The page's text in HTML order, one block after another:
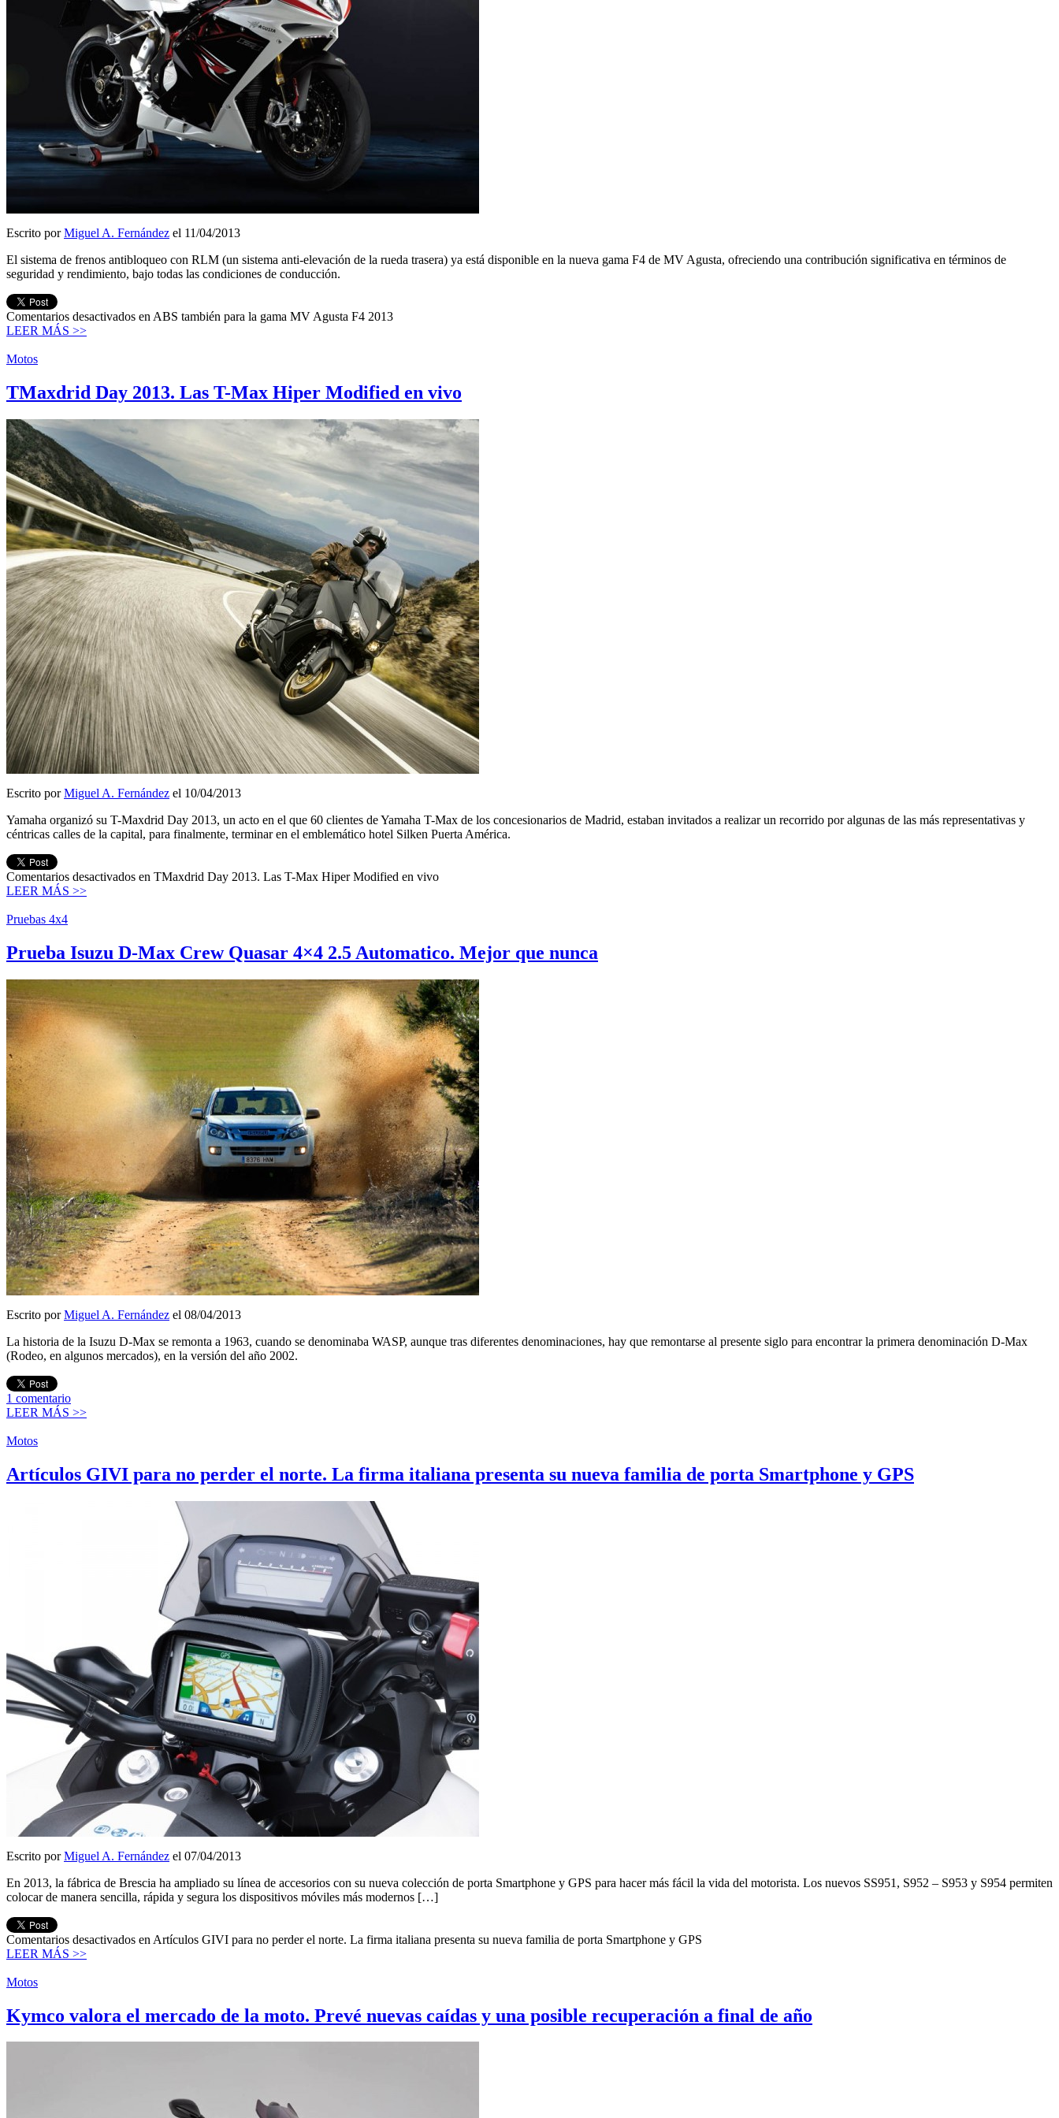
Escrito porMiguel A. Fernández el 11/04/2013
El sistema de frenos antibloqueo con RLM (un sistema anti-elevación de la rueda trasera) ya está disponible en la nueva gama F4 de MV Agusta, ofreciendo una contribución significativa en términos de
seguridad y rendimiento, bajo todas las condiciones de conducción.
Comentarios desactivados en ABS también para la gama MV Agusta F4 2013
LEER MÁS >>
Motos
TMaxdrid Day 2013. Las T-Max Hiper Modified en vivo
Escrito porMiguel A. Fernández el 10/04/2013
Yamaha organizó su T-Maxdrid Day 2013, un acto en el que 60 clientes de Yamaha T-Max de los concesionarios de Madrid, estaban invitados a realizar un recorrido por algunas de las más representativas y
céntricas calles de la capital, para finalmente, terminar en el emblemático hotel Silken Puerta América.
Comentarios desactivados en TMaxdrid Day 2013. Las T-Max Hiper Modified en vivo
LEER MÁS >>
Pruebas 4x4
Prueba Isuzu D-Max Crew Quasar 4×4 2.5 Automatico. Mejor que nunca
Escrito porMiguel A. Fernández el 08/04/2013
La historia de la Isuzu D-Max se remonta a 1963, cuando se denominaba WASP, aunque tras diferentes denominaciones, hay que remontarse al presente siglo para encontrar la primera denominación D-Max
(Rodeo, en algunos mercados), en la versión del año 2002.
1 comentario
LEER MÁS >>
Motos
Artículos GIVI para no perder el norte. La firma italiana presenta su nueva familia de porta Smartphone y GPS
Escrito porMiguel A. Fernández el 07/04/2013
En 2013, la fábrica de Brescia ha ampliado su línea de accesorios con su nueva colección de porta Smartphone y GPS para hacer más fácil la vida del motorista. Los nuevos SS951, S952 – S953 y S954 permiten
colocar de manera sencilla, rápida y segura los dispositivos móviles más modernos […]
Comentarios desactivados en Artículos GIVI para no perder el norte. La firma italiana presenta su nueva familia de porta Smartphone y GPS
LEER MÁS >>
Motos
Kymco valora el mercado de la moto. Prevé nuevas caídas y una posible recuperación a final de año